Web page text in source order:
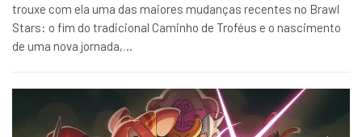
trouxe com ela uma das maiores mudanças recentes no Brawl
Stars: o fim do tradicional Caminho de Troféus e o nascimento
de uma nova jornada,…